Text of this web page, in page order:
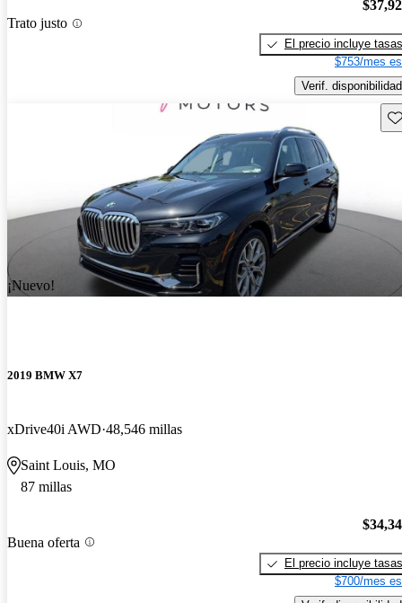
Trato justo
El precio incluye tasas
$753/mes
Verif. disponibilidad
¡Nuevo!
2019 BMW X7
xDrive40i AWD 48,546 millas
Saint Louis, MO
87 millas
Buena oferta
El precio incluye tasas
$700/mes